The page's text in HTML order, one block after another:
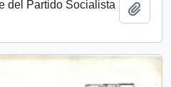
del Partido Socialista